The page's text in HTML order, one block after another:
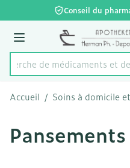
Aller au contenu
1 de 1
Conseil du
Menu
Rechercher
Recherche de
Accueil / Soins à domicile